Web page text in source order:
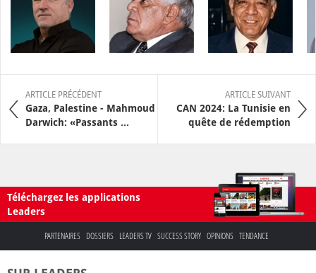
ARTICLE PRÉCÉDENT
Gaza, Palestine - Mahmoud
Darwich: «Passants ...
ARTICLE SUIVANT
CAN 2024: La Tunisie en
quête de rédemption
Téléchargez les applications
Leaders
PARTENAIRES DOSSIERS LEADERS TV SUCCESS STORY OPINIONS TENDANCE